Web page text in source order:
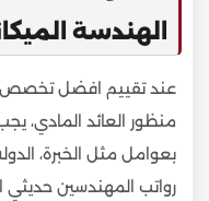
الهندسة
عند تقييم افضل تخصص
منظور العائد المادي، يجب
بعوامل مثل الخبرة،
رواتب المهندسين